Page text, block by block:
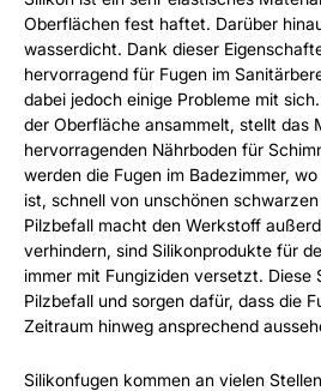
Oberflächen fest haftet. Darüber
wasserdicht. Dank dieser
hervorragend für Fugen im
dabei jedoch einige Probleme mit
der Oberfläche ansammelt, stellt das
hervorragenden Nährboden für
werden die Fugen im Badezimmer,
ist, schnell von unschönen
Pilzbefall macht den Werkstoff
verhindern, sind Silikonprodukte für
immer mit Fungiziden versetzt. Diese
Pilzbefall und sorgen dafür, dass die
Zeitraum hinweg ansprechend
Silikonfugen kommen an vielen